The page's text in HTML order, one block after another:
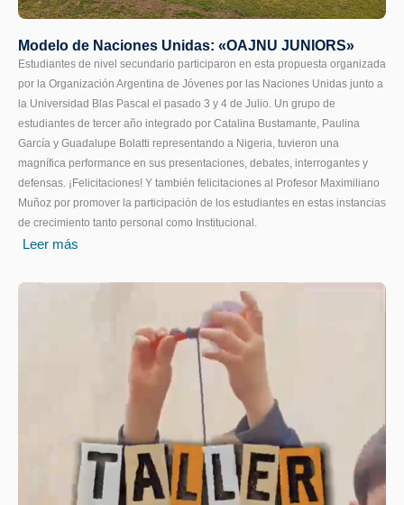
Modelo de Naciones Unidas: «OAJNU JUNIORS»
Estudiantes de nivel secundario participaron en esta propuesta organizada
por la Organización Argentina de Jóvenes por las Naciones Unidas junto a
la Universidad Blas Pascal el pasado 3 y 4 de Julio. Un grupo de
estudiantes de tercer año integrado por Catalina Bustamante, Paulina
García y Guadalupe Bolatti representando a Nigeria, tuvieron una
magnífica performance en sus presentaciones, debates, interrogantes y
defensas. ¡Felicitaciones! Y también felicitaciones al Profesor Maximiliano
Muñoz por promover la participación de los estudiantes en estas instancias
de crecimiento tanto personal como Institucional.
Leer más